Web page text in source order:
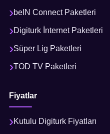
beIN Connect Paketleri
Digiturk İnternet Paketleri
Süper Lig Paketleri
TOD TV Paketleri
Fiyatlar
Kutulu Digiturk Fiyatları